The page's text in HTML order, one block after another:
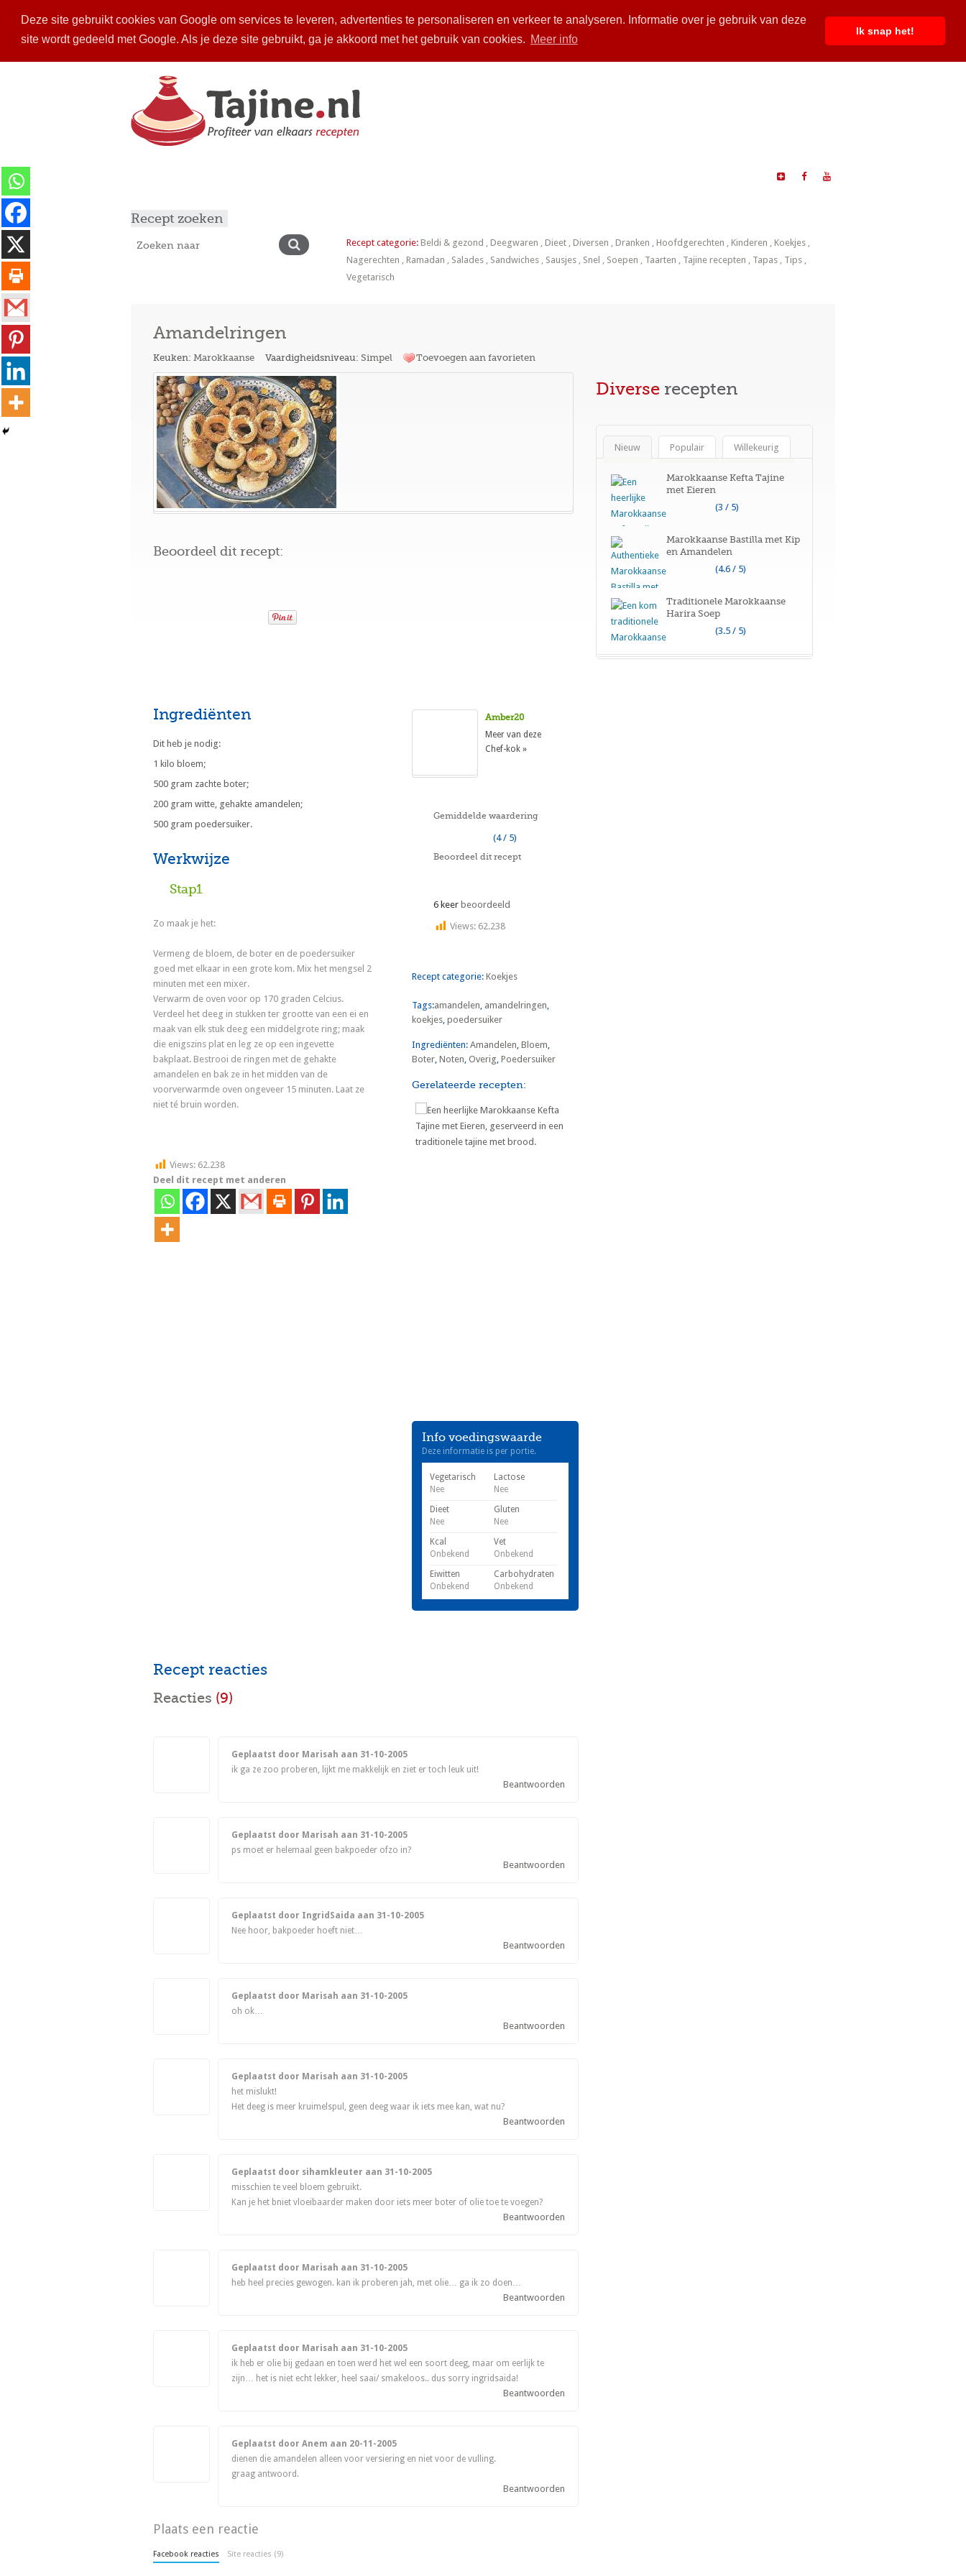
Deze site gebruikt cookies van Google om services te leveren, advertenties te personaliseren en verkeer te analyseren. Informatie over je gebruik van deze
site wordt gedeeld met Google. Als je deze site gebruikt, ga je akkoord met het gebruik van cookies. Meer info
Ik snap het!
Recept zoeken
Recept categorie: Beldi & gezond , Deegwaren , Dieet , Diversen , Dranken , Hoofdgerechten , Kinderen , Koekjes ,
Nagerechten , Ramadan , Salades , Sandwiches , Sausjes , Snel , Soepen , Taarten , Tajine recepten , Tapas , Tips ,
Vegetarisch
Amandelringen
Keuken: Marokkaanse Vaardigheidsniveau: Simpel Toevoegen aan favorieten
Beoordeel dit recept:
Ingrediënten
Dit heb je nodig:
1 kilo bloem;
500 gram zachte boter;
200 gram witte, gehakte amandelen;
500 gram poedersuiker.
Werkwijze
Stap1
Zo maak je het:
Vermeng de bloem, de boter en de poedersuiker
goed met elkaar in een grote kom. Mix het mengsel 2
minuten met een mixer.
Verwarm de oven voor op 170 graden Celcius.
Verdeel het deeg in stukken ter grootte van een ei en
maak van elk stuk deeg een middelgrote ring; maak
die enigszins plat en leg ze op een ingevette
bakplaat. Bestrooi de ringen met de gehakte
amandelen en bak ze in het midden van de
voorverwarmde oven ongeveer 15 minuten. Laat ze
niet té bruin worden.
Views: 62.238
Deel dit recept met anderen
Amber20
Meer van deze
Chef-kok »
Gemiddelde waardering
(4 / 5)
Beoordeel dit recept
6 keer beoordeeld
Views: 62.238
Recept categorie: Koekjes
Tags:amandelen, amandelringen,
koekjes, poedersuiker
Ingrediënten: Amandelen, Bloem,
Boter, Noten, Overig, Poedersuiker
Gerelateerde recepten:
Info voedingswaarde
Deze informatie is per portie.
Vegetarisch
Nee
Lactose
Nee
Dieet
Nee
Gluten
Nee
Kcal
Onbekend
Vet
Onbekend
Eiwitten
Onbekend
Carbohydraten
Onbekend
Recept reacties
Reacties (9)
Geplaatst door Marisah aan 31-10-2005
ik ga ze zoo proberen, lijkt me makkelijk en ziet er toch leuk uit!
Beantwoorden
Geplaatst door Marisah aan 31-10-2005
ps moet er helemaal geen bakpoeder ofzo in?
Beantwoorden
Geplaatst door IngridSaida aan 31-10-2005
Nee hoor, bakpoeder hoeft niet…
Beantwoorden
Geplaatst door Marisah aan 31-10-2005
oh ok…
Beantwoorden
Geplaatst door Marisah aan 31-10-2005
het mislukt!
Het deeg is meer kruimelspul, geen deeg waar ik iets mee kan, wat nu?
Beantwoorden
Geplaatst door sihamkleuter aan 31-10-2005
misschien te veel bloem gebruikt.
Kan je het bniet vloeibaarder maken door iets meer boter of olie toe te voegen?
Beantwoorden
Geplaatst door Marisah aan 31-10-2005
heb heel precies gewogen. kan ik proberen jah, met olie… ga ik zo doen…
Beantwoorden
Geplaatst door Marisah aan 31-10-2005
ik heb er olie bij gedaan en toen werd het wel een soort deeg, maar om eerlijk te
zijn… het is niet echt lekker, heel saai/ smakeloos.. dus sorry ingridsaida!
Beantwoorden
Geplaatst door Anem aan 20-11-2005
dienen die amandelen alleen voor versiering en niet voor de vulling.
graag antwoord.
Beantwoorden
Plaats een reactie
Facebook reacties Site reacties (9)
Diverse recepten
Nieuw Populair Willekeurig
Marokkaanse Kefta Tajine
met Eieren
(3 / 5)
Marokkaanse Bastilla met Kip
en Amandelen
(4.6 / 5)
Traditionele Marokkaanse
Harira Soep
(3.5 / 5)